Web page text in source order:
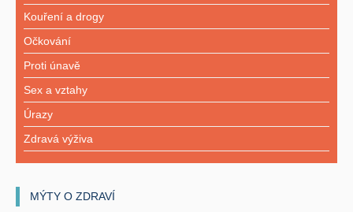
Kouření a drogy
Očkování
Proti únavě
Sex a vztahy
Úrazy
Zdravá výživa
MÝTY O ZDRAVÍ